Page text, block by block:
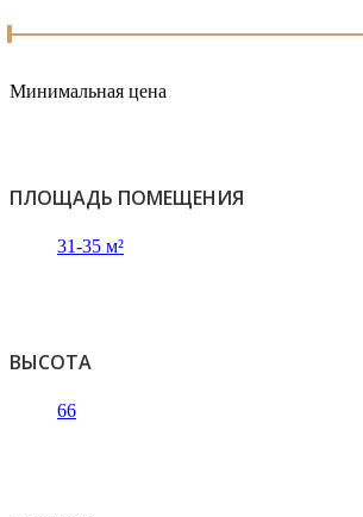
Минимальная цена
ПЛОЩАДЬ ПОМЕЩЕНИЯ
31-35 м²
ВЫСОТА
66